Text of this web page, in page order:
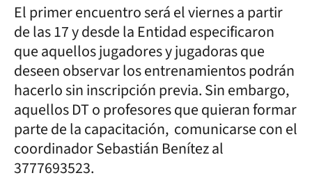
El primer encuentro será el viernes a partir
de las 17 y desde la Entidad especificaron
que aquellos jugadores y jugadoras que
deseen observar los entrenamientos podrán
hacerlo sin inscripción previa. Sin embargo,
aquellos DT o profesores que quieran formar
parte de la capacitación, comunicarse con el
coordinador Sebastián Benítez al
3777693523.